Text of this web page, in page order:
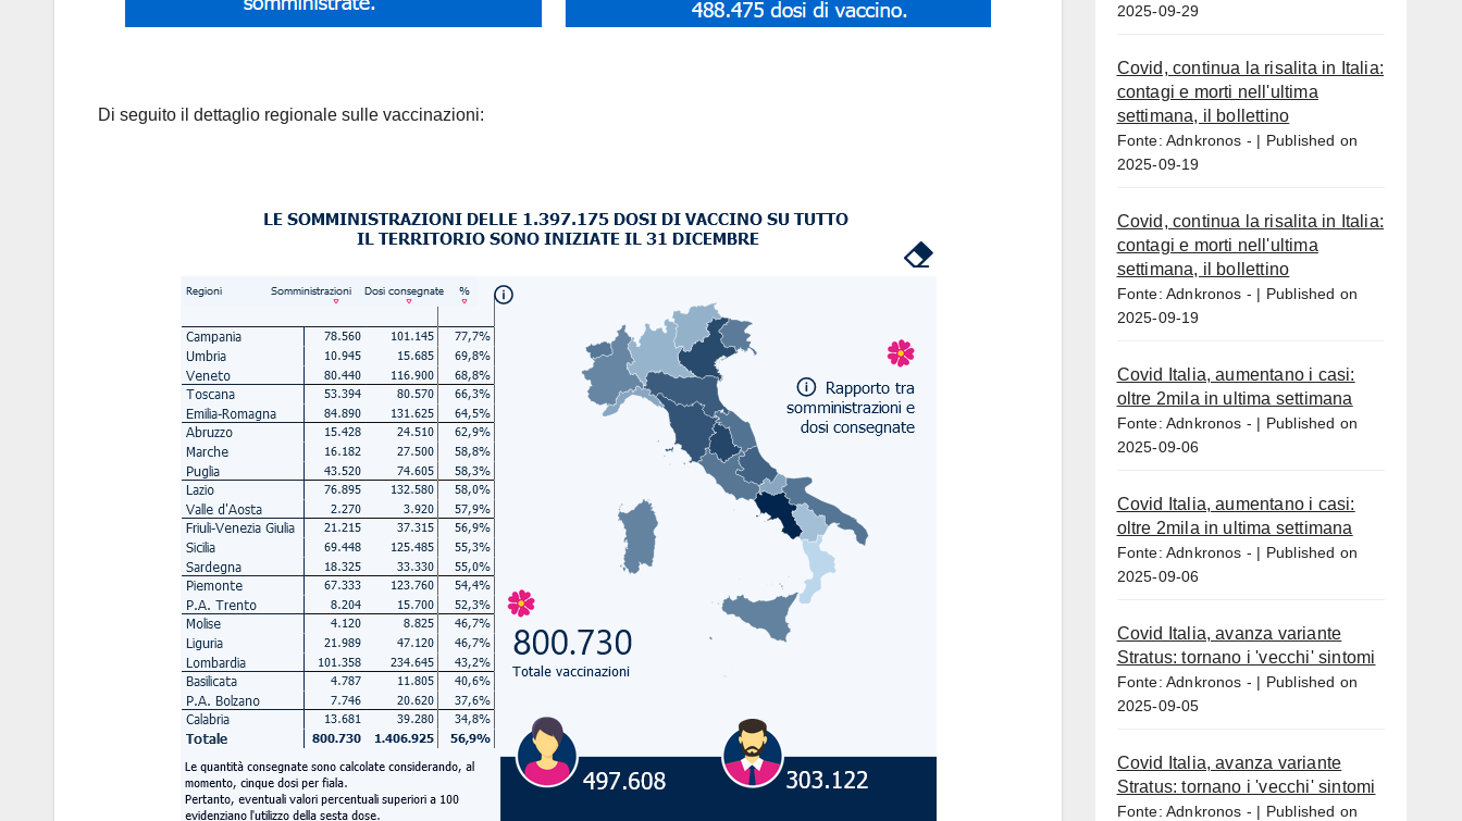
Di seguito il dettaglio regionale sulle vaccinazioni:
2025-09-29
Covid, continua la risalita in Italia:
contagi e morti nell'ultima
settimana, il bollettino
Fonte: Adnkronos -
Published on
2025-09-19
Covid, continua la risalita in Italia:
contagi e morti nell'ultima
settimana, il bollettino
Fonte: Adnkronos -
Published on
2025-09-19
Covid Italia, aumentano i casi:
oltre 2mila in ultima settimana
Fonte: Adnkronos -
Published on
2025-09-06
Covid Italia, aumentano i casi:
oltre 2mila in ultima settimana
Fonte: Adnkronos -
Published on
2025-09-06
Covid Italia, avanza variante
Stratus: tornano i 'vecchi' sintomi
Fonte: Adnkronos -
Published on
2025-09-05
Covid Italia, avanza variante
Stratus: tornano i 'vecchi' sintomi
Fonte: Adnkronos -
Published on